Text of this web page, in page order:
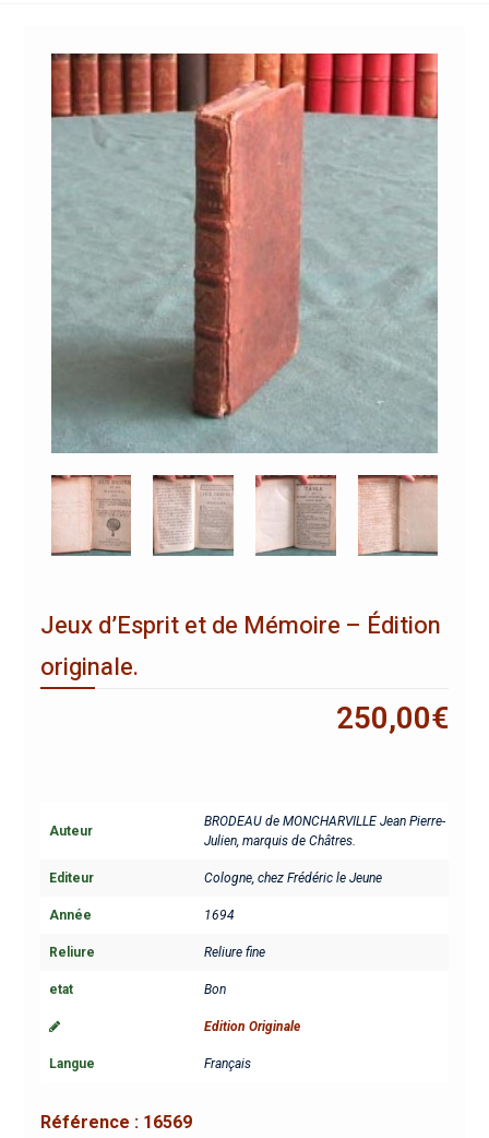
Jeux d’Esprit et de Mémoire – Édition
originale.
250,00€
Auteur
BRODEAU de MONCHARVILLE Jean Pierre-
Julien, marquis de Châtres.
Editeur Cologne, chez Frédéric le Jeune
Année 1694
Reliure Reliure fine
etat Bon
Edition Originale
Langue Français
Référence : 16569